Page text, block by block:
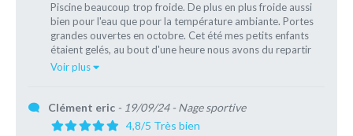
Piscine beaucoup trop froide. De plus en plus froide aussi
bien pour l'eau que pour la température ambiante. Portes
grandes ouvertes en octobre. Cet été mes petits enfants
étaient gelés, au bout d'une heure nous avons du repartir
[…]
Voir plus
Clément eric - 19/09/24- Nage sportive
4,8/5 Très bien